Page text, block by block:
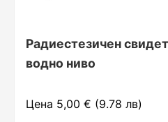
Радиестезичен
водно ниво
Цена 5,00 € (9.78 лв)